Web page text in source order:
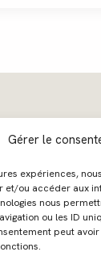
Gérer le
expériences,
et/ou accéder aux
nous
ou les ID
peut
:Caroline Liabot-